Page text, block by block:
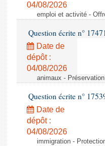
04/08/2026
emploi et activité -
Question écrite n°
Date de
dépôt :
04/08/2026
animaux -
Question écrite n°
Date de
dépôt :
04/08/2026
immigration -